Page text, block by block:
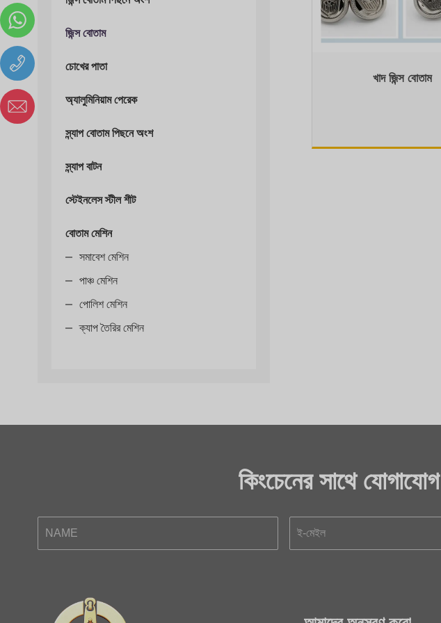
জিন্স বোতাম
চোখের পাতা
অ্যালুমিনিয়াম পেরেক
স্ন্যাপ বোতাম পিছনে অংশ
স্ন্যাপ বাটন
স্টেইনলেস স্টীল শীট
বোতাম মেশিন
সমাবেশ মেশিন
পাঞ্চ মেশিন
পোলিশ মেশিন
ক্যাপ তৈরির মেশিন
খাদ জিন্স বোতাম
কিংচেনের সাথে